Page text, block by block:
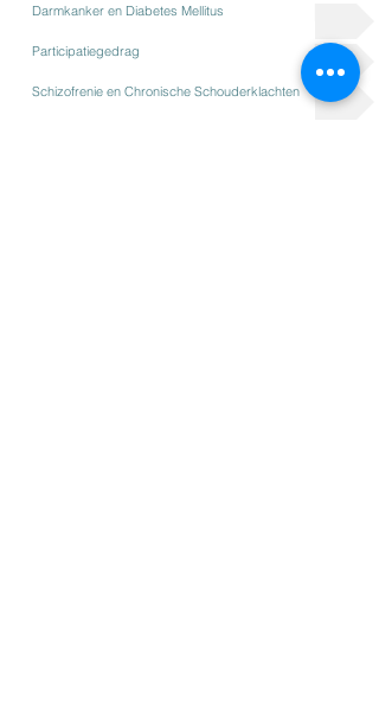
Darmkanker en Diabetes Mellitus
Participatiegedrag
Schizofrenie en Chronische Schouderklachten